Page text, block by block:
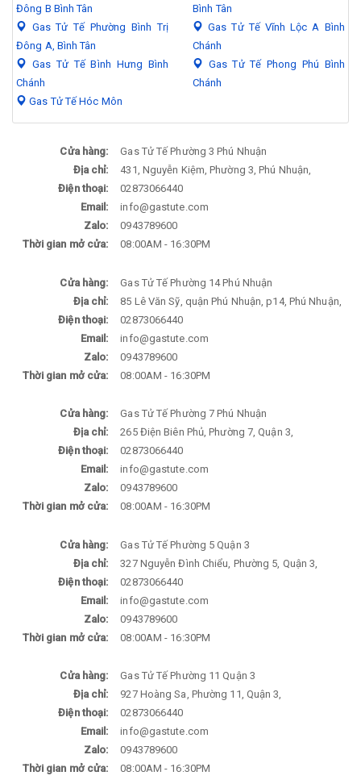
Đông B Bình Tân
Bình Tân
Gas Tử Tế Phường Bình Trị
Đông A, Bình Tân
Gas Tử Tế Vĩnh Lộc A Bình
Chánh
Gas Tử Tế Bình Hưng Bình
Chánh
Gas Tử Tế Phong Phú Bình
Chánh
Gas Tử Tế Hóc Môn
Cửa hàng:
Gas Tử Tế Phường 3 Phú Nhuận
Địa chỉ:
431, Nguyễn Kiệm, Phường 3, Phú Nhuận,
Điện thoại:
02873066440
Email:
info@gastute.com
Zalo:
0943789600
Thời gian mở cửa:
08:00AM - 16:30PM
Cửa hàng:
Gas Tử Tế Phường 14 Phú Nhuận
Địa chỉ:
85 Lê Văn Sỹ, quận Phú Nhuận, p14, Phú Nhuận,
Điện thoại:
02873066440
Email:
info@gastute.com
Zalo:
0943789600
Thời gian mở cửa:
08:00AM - 16:30PM
Cửa hàng:
Gas Tử Tế Phường 7 Phú Nhuận
Địa chỉ:
265 Điện Biên Phủ, Phường 7, Quận 3,
Điện thoại:
02873066440
Email:
info@gastute.com
Zalo:
0943789600
Thời gian mở cửa:
08:00AM - 16:30PM
Cửa hàng:
Gas Tử Tế Phường 5 Quận 3
Địa chỉ:
327 Nguyễn Đình Chiểu, Phường 5, Quận 3,
Điện thoại:
02873066440
Email:
info@gastute.com
Zalo:
0943789600
Thời gian mở cửa:
08:00AM - 16:30PM
Cửa hàng:
Gas Tử Tế Phường 11 Quận 3
Địa chỉ:
927 Hoàng Sa, Phường 11, Quận 3,
Điện thoại:
02873066440
Email:
info@gastute.com
Zalo:
0943789600
Thời gian mở cửa:
08:00AM - 16:30PM